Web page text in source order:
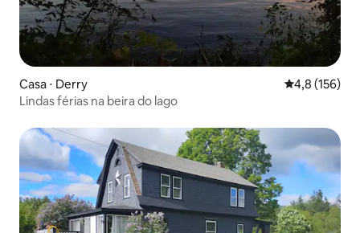
Casa ⋅ Derry 4,8 de uma
4,8 (156)
Lindas férias na beira do lago